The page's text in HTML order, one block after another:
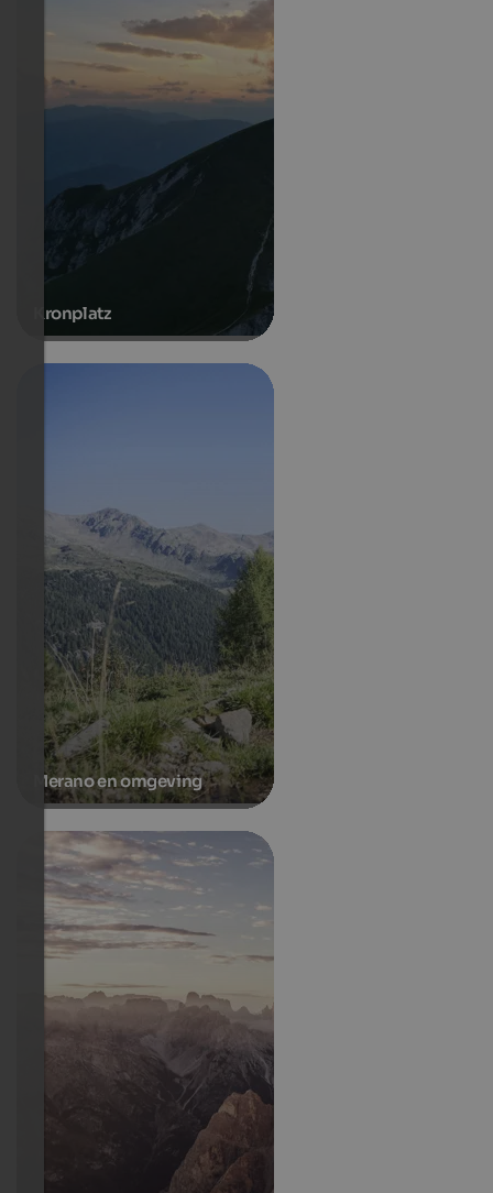
Kronplatz
Merano en omgeving